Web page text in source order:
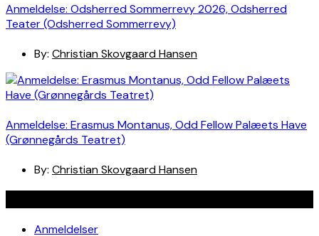
Anmeldelse: Odsherred Sommerrevy 2026, Odsherred
Teater (Odsherred Sommerrevy)
By: Christian Skovgaard Hansen
Anmeldelse: Erasmus Montanus, Odd Fellow Palæets Have
(Grønnegårds Teatret)
By: Christian Skovgaard Hansen
Anmeldelser